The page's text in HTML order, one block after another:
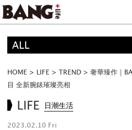
ALL
ANIME
FOOD
HOME > LIFE > TREND > 奢華臻作｜
目 全新腕錶璀璨亮相
LIFE 日潮生活
2023.02.10 Fri